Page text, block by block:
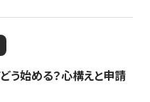
う始める？心構えと申請